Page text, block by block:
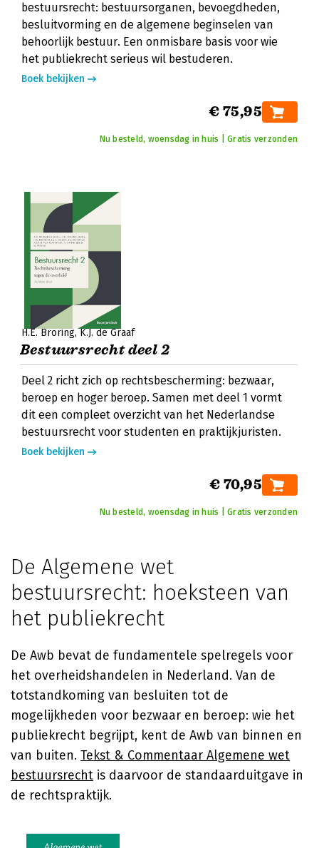
bestuursrecht: bestuursorganen, bevoegdheden,
besluitvorming en de algemene beginselen van
behoorlijk bestuur. Een onmisbare basis voor wie
het publiekrecht serieus wil bestuderen.
Boek bekijken
€ 75,95
Nu besteld, woensdag in huis | Gratis verzonden
H.E. Bröring K.J. de Graaf
Bestuursrecht deel 2
Deel 2 richt zich op rechtsbescherming: bezwaar,
beroep en hoger beroep. Samen met deel 1 vormt
dit een compleet overzicht van het Nederlandse
bestuursrecht voor studenten en praktijkjuristen.
Boek bekijken
€ 70,95
Nu besteld, woensdag in huis | Gratis verzonden
De Algemene wet
bestuursrecht: hoeksteen van
het publiekrecht
De Awb bevat de fundamentele spelregels voor
het overheidshandelen in Nederland. Van de
totstandkoming van besluiten tot de
mogelijkheden voor bezwaar en beroep: wie het
publiekrecht begrijpt, kent de Awb van binnen en
van buiten. Tekst & Commentaar Algemene wet
bestuursrecht is daarvoor de standaarduitgave in
de rechtspraktijk.